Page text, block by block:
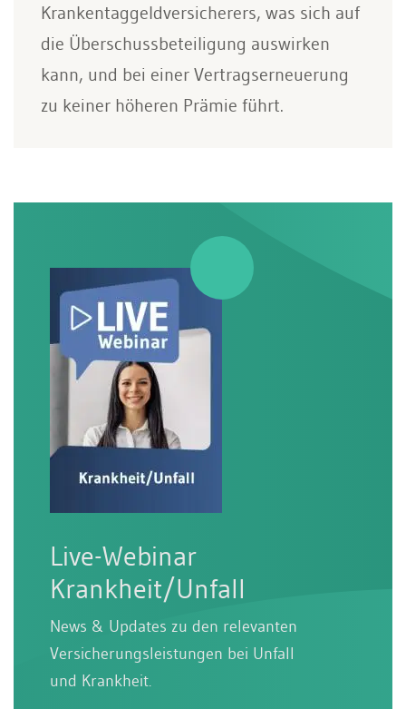
Krankentaggeldversicherers, was sich auf
die Überschussbeteiligung auswirken
kann, und bei einer Vertragserneuerung
zu keiner höheren Prämie führt.
Live-Webinar
Krankheit/Unfall
News & Updates zu den relevanten
Versicherungsleistungen bei Unfall
und Krankheit.